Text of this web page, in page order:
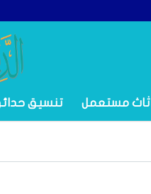
اثاث مستعمل تنسيق